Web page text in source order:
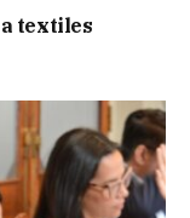
textiles